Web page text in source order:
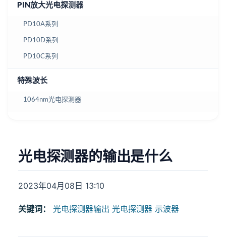
PIN放大光电探测器
PD10A系列
PD10D系列
PD10C系列
特殊波长
1064nm光电探测器
光电探测器的输出是什么
2023年04月08日 13:10
关键词： 光电探测器输出 光电探测器 示波器